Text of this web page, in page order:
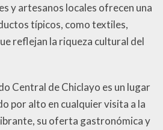
y artesanos locales ofrecen una
típicos, como textiles,
reflejan la riqueza cultural del
Central de Chiclayo es un lugar
por alto en cualquier visita a la
su oferta gastronómica y